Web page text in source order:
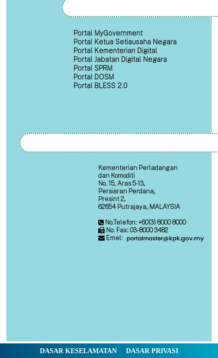
Portal MyGovernment
Portal Ketua Setiausaha Negara
Portal Kementerian Digital
Portal Jabatan Digital Negara
Portal SPRM
Portal DOSM
Portal BLESS 2.0
Kementerian Perladangan
dan Komoditi
No. 15, Aras 5-13,
Persiaran Perdana,
Presint 2,
62654 Putrajaya, MALAYSIA
No.Telefon: +60(3) 8000 8000
No. Fax: 03-8000 3482
Emel:
DASAR KESELAMATAN
DASAR PRIVASI